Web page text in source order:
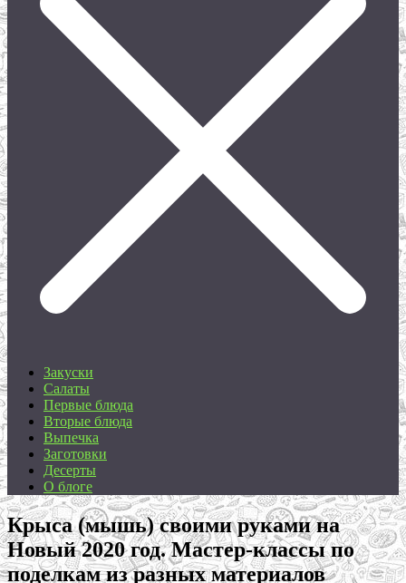
Закуски
Салаты
Первые блюда
Вторые блюда
Выпечка
Заготовки
Десерты
О блоге
Крыса (мышь) своими руками на
Новый 2020 год. Мастер-классы по
поделкам из разных материалов